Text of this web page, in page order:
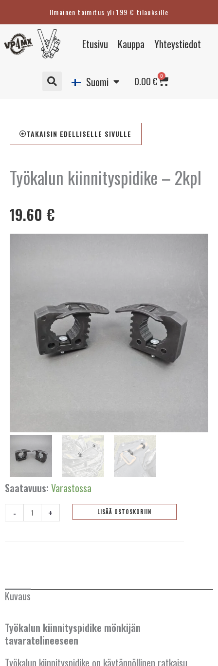
Ilmainen toimitus yli 199 € tilauksille
Etusivu Kauppa Yhteystiedot
Suomi
English
Deutsch
0.00€ 0
Cart
TAKAISIN EDELLISELLE SIVULLE
Työkalun kiinnityspidike – 2kpl
19.60 €
Saatavuus: Varastossa
-
kiinnityspidike
+ LISÄÄ OSTOSKORIIN
Kuvaus
Työkalun kiinnityspidike mönkijän
tavaratelineeseen
Työkalun kiinnityspidike on käytännöllinen ratkaisu
BELGIA
BULGARIA